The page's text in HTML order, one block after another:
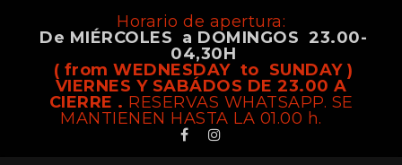
Horario de apertura:
De MIÉRCOLES a DOMINGOS 23.00-
04,30H
( from WEDNESDAY to SUNDAY )
VIERNES Y SABÁDOS DE 23.00 A
CIERRE . RESERVAS WHATSAPP. SE
MANTIENEN HASTA LA 01.00 h.